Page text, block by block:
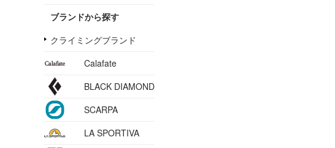
ブランドから探す
クライミングブランド
Calafate
BLACK DIAMOND
SCARPA
LA SPORTIVA